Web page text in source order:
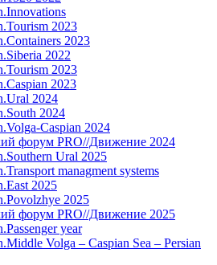
2023
2023
2022
2023
2023
2024
2024
Caspian 2024
форум PRO//Движение 2024
Ural 2025
managment systems
2025
2025
форум PRO//Движение 2025
year
Volga – Caspian Sea – Persian